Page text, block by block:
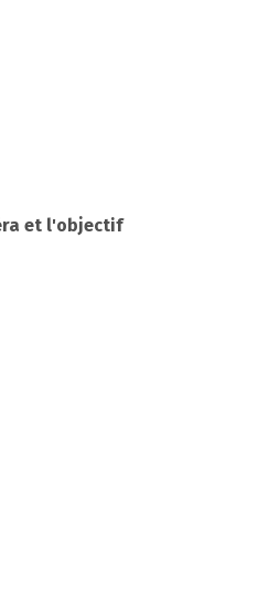
et l'objectif